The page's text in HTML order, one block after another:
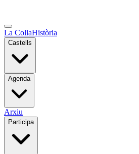
La CollaHistòria
Castells
Agenda
Arxiu
Participa